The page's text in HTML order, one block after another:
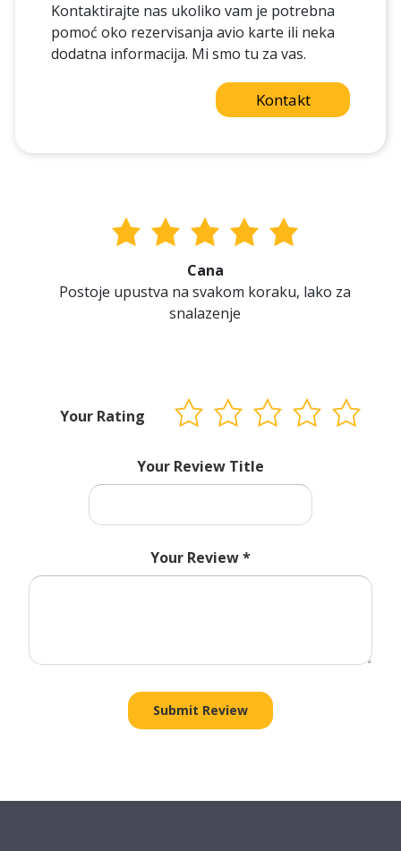
Kontaktirajte nas ukoliko vam je potrebna
pomoć oko rezervisanja avio karte ili neka
dodatna informacija. Mi smo tu za vas.
Kontakt
Cana
Postoje upustva na svakom koraku, lako za
snalazenje
Your Rating
Your Review Title
Your Review*